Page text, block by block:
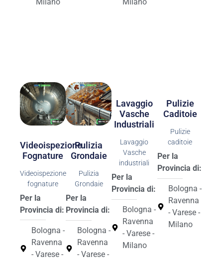
Milano
Videoispezione
Fognature
Videoispezione
fognature
Per la
Provincia di:
Bologna -
Ravenna
- Varese -
Pulizia
Grondaie
Pulizia
Grondaie
Per la
Provincia di:
Bologna -
Ravenna
- Varese -
Lavaggio
Vasche
Industriali
Lavaggio
Vasche
industriali
Per la
Provincia di:
Bologna -
Ravenna
- Varese -
Milano
Pulizie
Caditoie
Pulizie
caditoie
Per la
Provincia di:
Bologna -
Ravenna
- Varese -
Milano